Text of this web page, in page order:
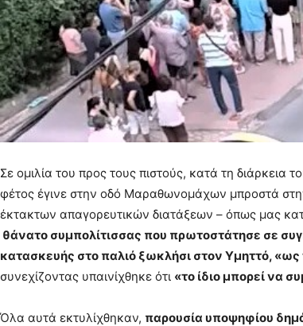
Σε ομιλία του προς τους πιστούς, κατά τη
φέτος έγινε στην οδό Μαραθωνομάχων μπροστά
έκτακτων απαγορευτικών διατάξεων – όπως μας
θάνατο συμπολίτισσας που πρωτοστάτησε σε
κατασκευής στο παλιό ξωκλήσι στον Υμηττό,
συνεχίζοντας υπαινίχθηκε ότι «το ίδιο μπορεί να
Όλα αυτά εκτυλίχθηκαν, παρουσία υποψηφίου